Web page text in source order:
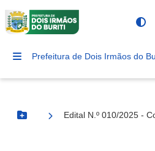
Prefeitura de Dois Irmãos do
Botão Menu
Edital N.º 010/2025 -